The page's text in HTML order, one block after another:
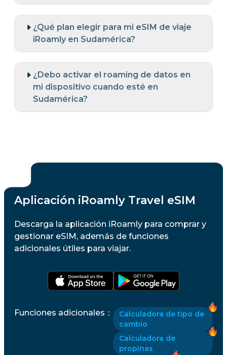
¿Qué plan elegir para mi eSIM de viaje
iRoamly en Sudamérica?
¿Debo activar el roaming de datos en
mi dispositivo cuando esté en
Sudamérica?
Aplicación iRoamly Travel eSIM
Descarga la aplicación iRoamly para comprar y
gestionar eSIM, además de funciones
adicionales útiles para viajar.
Funciones adicionales ：
Calculadora de tipo de
cambio
Calculadora de
propinas